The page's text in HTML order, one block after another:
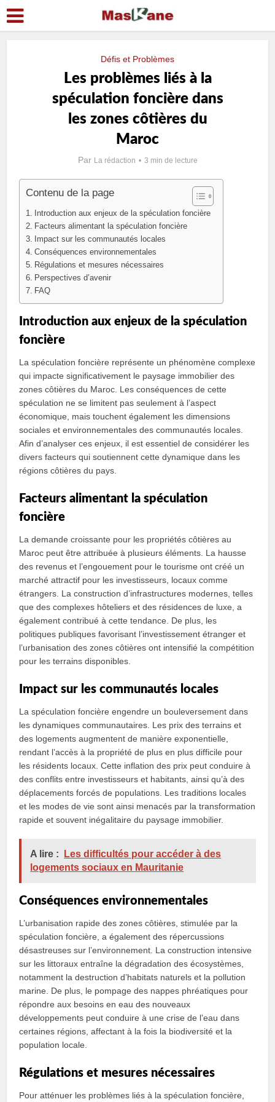
Défis et Problèmes
Les problèmes liés à la
spéculation foncière dans
les zones côtières du
Maroc
Par La rédaction 3 min de lecture
Contenu de la page
Introduction aux enjeux de la spéculation foncière
Facteurs alimentant la spéculation foncière
Impact sur les communautés locales
Conséquences environnementales
Régulations et mesures nécessaires
Perspectives d’avenir
FAQ
Introduction aux enjeux de la spéculation
foncière
La spéculation foncière représente un phénomène complexe
qui impacte significativement le paysage immobilier des
zones côtières du Maroc. Les conséquences de cette
spéculation ne se limitent pas seulement à l’aspect
économique, mais touchent également les dimensions
sociales et environnementales des communautés locales.
Afin d’analyser ces enjeux, il est essentiel de considérer les
divers facteurs qui soutiennent cette dynamique dans les
régions côtières du pays.
Facteurs alimentant la spéculation
foncière
La demande croissante pour les propriétés côtières au
Maroc peut être attribuée à plusieurs éléments. La hausse
des revenus et l’engouement pour le tourisme ont créé un
marché attractif pour les investisseurs, locaux comme
étrangers. La construction d’infrastructures modernes, telles
que des complexes hôteliers et des résidences de luxe, a
également contribué à cette tendance. De plus, les
politiques publiques favorisant l’investissement étranger et
l’urbanisation des zones côtières ont intensifié la compétition
pour les terrains disponibles.
Impact sur les communautés locales
La spéculation foncière engendre un bouleversement dans
les dynamiques communautaires. Les prix des terrains et
des logements augmentent de manière exponentielle,
rendant l’accès à la propriété de plus en plus difficile pour
les résidents locaux. Cette inflation des prix peut conduire à
des conflits entre investisseurs et habitants, ainsi qu’à des
déplacements forcés de populations. Les traditions locales
et les modes de vie sont ainsi menacés par la transformation
rapide et souvent inégalitaire du paysage immobilier.
A lire :
Les difficultés pour accéder à des
logements sociaux en Mauritanie
Conséquences environnementales
L’urbanisation rapide des zones côtières, stimulée par la
spéculation foncière, a également des répercussions
désastreuses sur l’environnement. La construction intensive
sur les littoraux entraîne la dégradation des écosystèmes,
notamment la destruction d’habitats naturels et la pollution
marine. De plus, le pompage des nappes phréatiques pour
répondre aux besoins en eau des nouveaux
développements peut conduire à une crise de l’eau dans
certaines régions, affectant à la fois la biodiversité et la
population locale.
Régulations et mesures nécessaires
Pour atténuer les problèmes liés à la spéculation foncière,